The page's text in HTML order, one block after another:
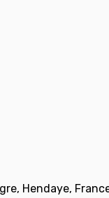
Hendaye,